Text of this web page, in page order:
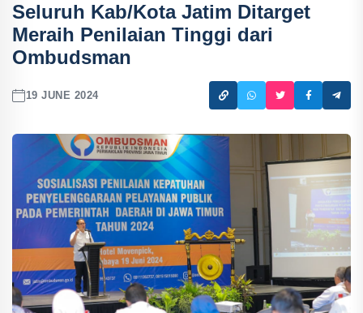
Seluruh Kab/Kota Jatim Ditarget
Meraih Penilaian Tinggi dari
Ombudsman
19 JUNE 2024